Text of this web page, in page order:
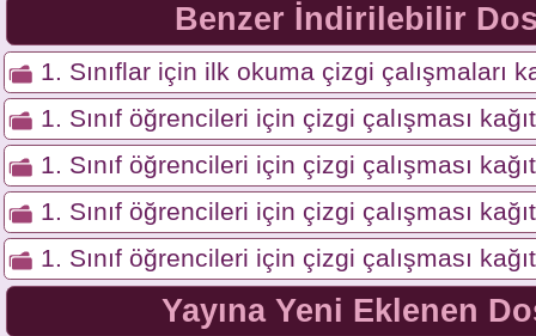
Benzer İndirilebilir
1. Sınıflar için ilk okuma çizgi çalışmaları
1. Sınıf öğrencileri için çizgi çalışması
1. Sınıf öğrencileri için çizgi çalışması
1. Sınıf öğrencileri için çizgi çalışması
1. Sınıf öğrencileri için çizgi çalışması
Yayına Yeni Eklenen